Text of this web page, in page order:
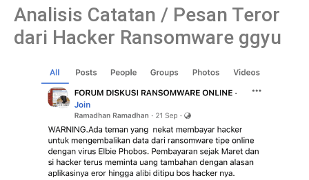
Analisis Catatan / Pesan Teror
dari Hacker Ransomware ggyu